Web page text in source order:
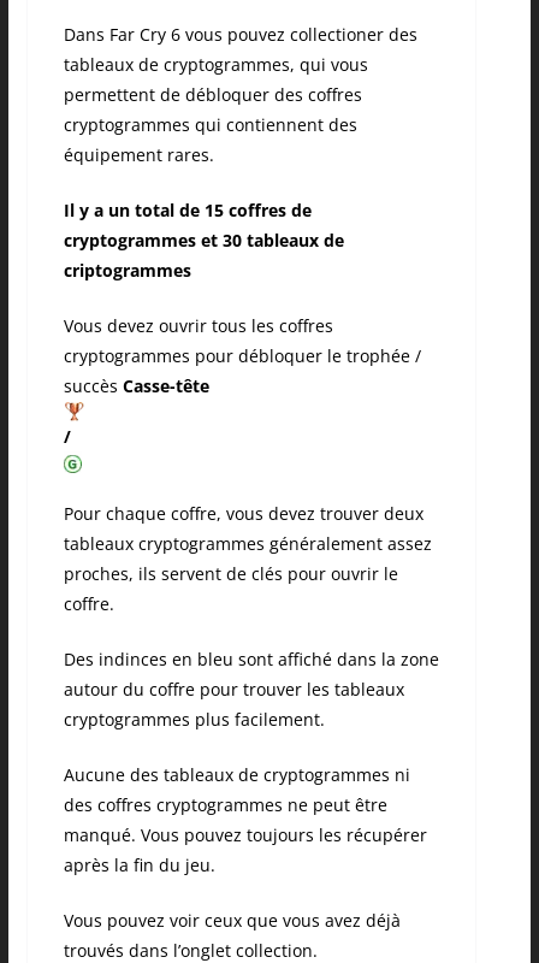
Dans Far Cry 6 vous pouvez collectioner des
tableaux de cryptogrammes, qui vous
permettent de débloquer des coffres
cryptogrammes qui contiennent des
équipement rares.
Il y a un total de 15 coffres de
cryptogrammes et 30 tableaux de
criptogrammes
Vous devez ouvrir tous les coffres
cryptogrammes pour débloquer le trophée /
succès Casse-tête
/
Pour chaque coffre, vous devez trouver deux
tableaux cryptogrammes généralement assez
proches, ils servent de clés pour ouvrir le
coffre.
Des indinces en bleu sont affiché dans la zone
autour du coffre pour trouver les tableaux
cryptogrammes plus facilement.
Aucune des tableaux de cryptogrammes ni
des coffres cryptogrammes ne peut être
manqué. Vous pouvez toujours les récupérer
après la fin du jeu.
Vous pouvez voir ceux que vous avez déjà
trouvés dans l’onglet collection.